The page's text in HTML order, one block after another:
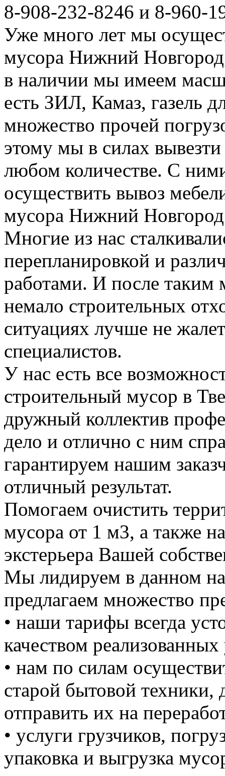
8-908-232-8246 и 8-960-
Уже много лет мы
мусора Нижний
в наличии мы имеем
есть ЗИЛ, Камаз, газель
множество прочей
этому мы в силах
любом количестве. С
осуществить вывоз
мусора Нижний
Многие из нас
перепланировкой и
работами. И после таким
немало строительных
ситуациях лучше не
специалистов.
У нас есть все
строительный мусор в
дружный коллектив
дело и отлично с ним
гарантируем нашим
отличный результат.
Помогаем очистить
мусора от 1 м3, а также
экстерьера Вашей
Мы лидируем в данном
предлагаем множество
• наши тарифы всегда
качеством реализованных
• нам по силам
старой бытовой техники,
отправить их на
• услуги грузчиков,
упаковка и выгрузка